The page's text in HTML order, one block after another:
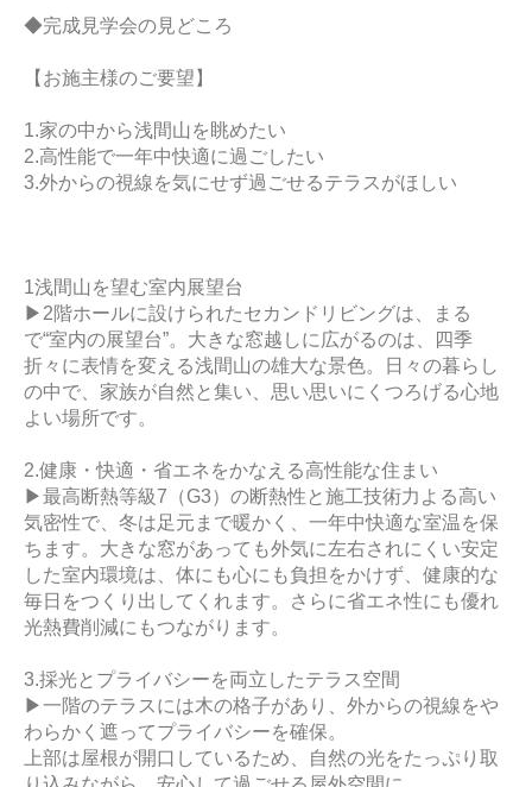
◆完成見学会の見どころ
【お施主様のご要望】
1.家の中から浅間山を眺めたい
2.高性能で一年中快適に過ごしたい
3.外からの視線を気にせず過ごせるテラスがほしい
1浅間山を望む室内展望台
▶2階ホールに設けられたセカンドリビングは、まる
で“室内の展望台”。大きな窓越しに広がるのは、四季
折々に表情を変える浅間山の雄大な景色。日々の暮らし
の中で、家族が自然と集い、思い思いにくつろげる心地
よい場所です。
2.健康・快適・省エネをかなえる高性能な住まい
▶最高断熱等級7（G3）の断熱性と施工技術力よる高い
気密性で、冬は足元まで暖かく、一年中快適な室温を保
ちます。大きな窓があっても外気に左右されにくい安定
した室内環境は、体にも心にも負担をかけず、健康的な
毎日をつくり出してくれます。さらに省エネ性にも優れ
光熱費削減にもつながります。
3.採光とプライバシーを両立したテラス空間
▶一階のテラスには木の格子があり、外からの視線をや
わらかく遮ってプライバシーを確保。
上部は屋根が開口しているため、自然の光をたっぷり取